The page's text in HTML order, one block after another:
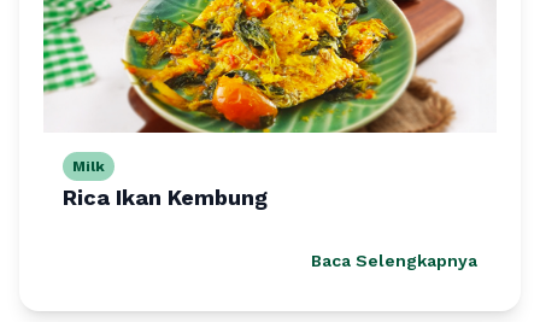
Milk
Rica Ikan Kembung
Baca Selengkapnya